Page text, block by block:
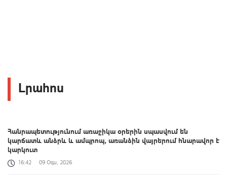
Լրահոս
Հանրապետությունում առաջիկա օրերին սպասվում են
կարճատև անձրև և ամպրոպ, առանձին վայրերում հնարավոր է
կարկուտ
16:42 09 Օգս, 2026